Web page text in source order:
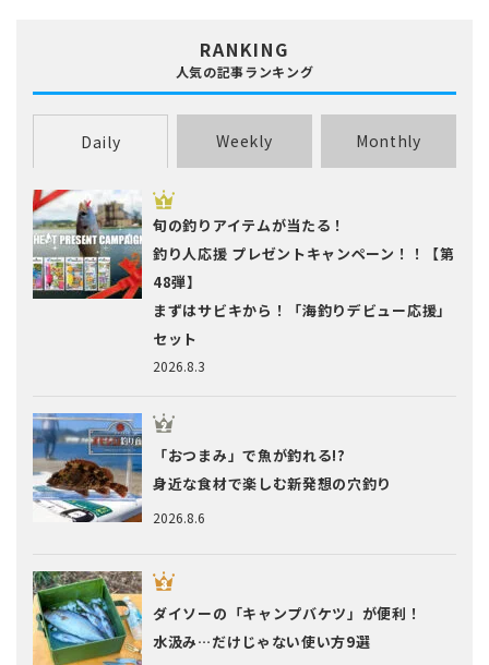
RANKING
人気の記事ランキング
Daily Weekly Monthly
2026.8.3
旬の釣りアイテムが当たる！
釣り人応援 プレゼントキャンペーン！！【第
48弾】
まずはサビキから！「海釣りデビュー応援」
セット
2026.8.6
「おつまみ」で魚が釣れる!?
身近な食材で楽しむ新発想の穴釣り
ダイソーの「キャンプバケツ」が便利！
水汲み…だけじゃない使い方9選